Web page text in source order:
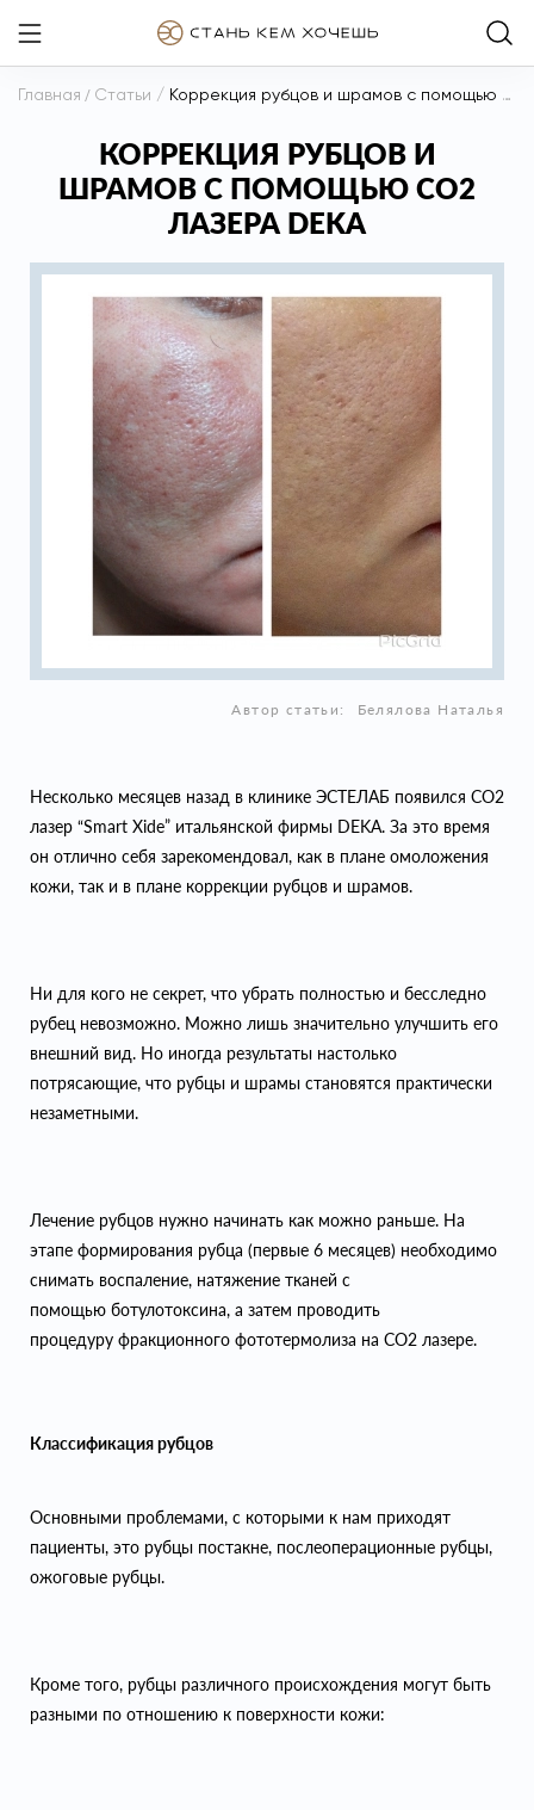
Главная / Статьи / Коррекция рубцов и шрамов с помощью СО2 лазера DEKA
КОРРЕКЦИЯ РУБЦОВ И
ШРАМОВ С ПОМОЩЬЮ СО2
ЛАЗЕРА DEKA
Автор статьи: Белялова Наталья
Несколько месяцев назад в клинике ЭСТЕЛАБ появился СО2
лазер “Smart Xide” итальянской фирмы DEKA. За это время
он отлично себя зарекомендовал, как в плане омоложения
кожи, так и в плане коррекции рубцов и шрамов.
Ни для кого не секрет, что убрать полностью и бесследно
рубец невозможно. Можно лишь значительно улучшить его
внешний вид. Но иногда результаты настолько
потрясающие, что рубцы и шрамы становятся практически
незаметными.
Лечение рубцов нужно начинать как можно раньше. На
этапе формирования рубца (первые 6 месяцев) необходимо
снимать воспаление, натяжение тканей с
помощью ботулотоксина, а затем проводить
процедуру фракционного фототермолиза на СО2 лазере.
Классификация рубцов
Основными проблемами, с которыми к нам приходят
пациенты, это рубцы постакне, послеоперационные рубцы,
ожоговые рубцы.
Кроме того, рубцы различного происхождения могут быть
разными по отношению к поверхности кожи: